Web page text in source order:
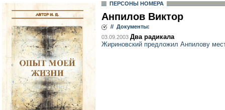
ПЕРСОНЫ НОМЕРА
Анпилов Виктор
// Документы:
03.09.2003 Два радикала
Жириновский предложил Анпилову